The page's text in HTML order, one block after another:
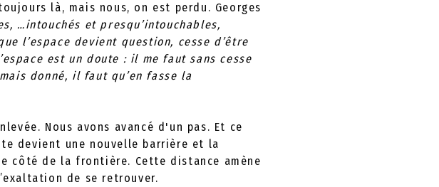
là, mais nous, on est perdu. Georges
…intouchés et presqu’intouchables,
l’espace devient question, cesse d’être
est un doute : il me faut sans cesse
donné, il faut qu’en fasse la
Nous avons avancé d'un pas. Et ce
devient une nouvelle barrière et la
côté de la frontière. Cette distance amène
de se retrouver.